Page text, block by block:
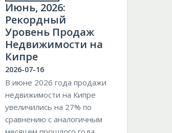
Июнь, 2026:
Рекордный
Уровень Продаж
Недвижимости на
Кипре
2026-07-16
В июне 2026 года продажи
недвижимости на Кипре
увеличились на 27% по
сравнению с аналогичным